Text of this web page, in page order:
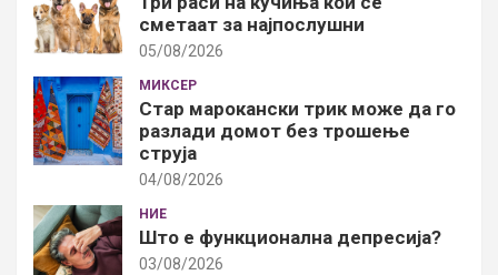
сметаат за најпослушни
05/08/2026
МИКСЕР
Стар марокански трик може да го
разлади домот без трошење
струја
04/08/2026
НИЕ
Што е функционална депресија?
03/08/2026